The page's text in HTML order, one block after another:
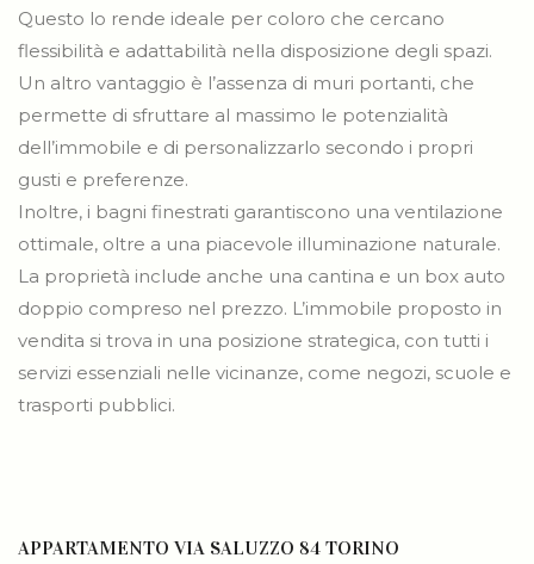
Questo lo rende ideale per coloro che cercano
flessibilità e adattabilità nella disposizione degli spazi.
Un altro vantaggio è l’assenza di muri portanti, che
permette di sfruttare al massimo le potenzialità
dell’immobile e di personalizzarlo secondo i propri
gusti e preferenze.
Inoltre, i bagni finestrati garantiscono una ventilazione
ottimale, oltre a una piacevole illuminazione naturale.
La proprietà include anche una cantina e un box auto
doppio compreso nel prezzo. L’immobile proposto in
vendita si trova in una posizione strategica, con tutti i
servizi essenziali nelle vicinanze, come negozi, scuole e
trasporti pubblici.
APPARTAMENTO VIA SALUZZO 84 TORINO